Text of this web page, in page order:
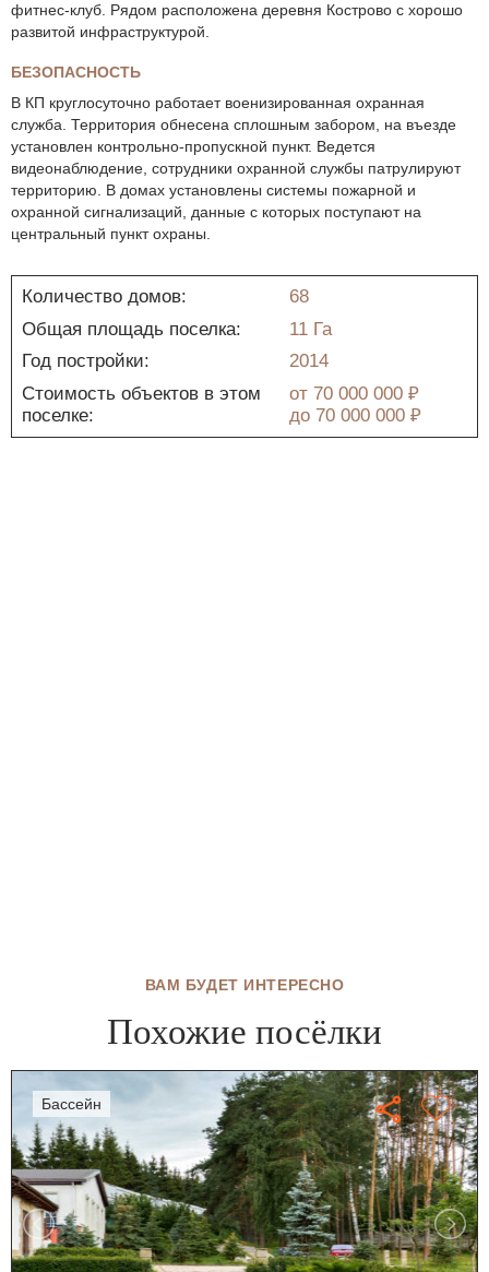
фитнес-клуб. Рядом расположена деревня Кострово с хорошо
развитой инфраструктурой.
БЕЗОПАСНОСТЬ
В КП круглосуточно работает военизированная охранная
служба. Территория обнесена сплошным забором, на въезде
установлен контрольно-пропускной пункт. Ведется
видеонаблюдение, сотрудники охранной службы патрулируют
территорию. В домах установлены системы пожарной и
охранной сигнализаций, данные с которых поступают на
центральный пункт охраны.
Количество домов:
68
Общая площадь поселка:
11 Га
Год постройки:
2014
Стоимость объектов в этом
поселке:
от 70 000 000 ₽
до 70 000 000 ₽
ВАМ БУДЕТ ИНТЕРЕСНО
Похожие посёлки
бассейн